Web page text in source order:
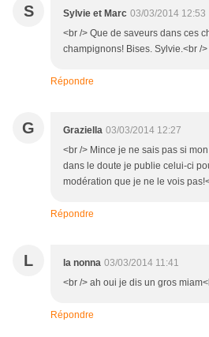
S Sylvie et Marc 03/03/2014 12:53
<br /> Que de saveurs dans ces
champignons! Bises. Sylvie.<br />
Répondre
G Graziella 03/03/2014 12:27
<br /> Mince je ne sais pas si
dans le doute je publie celui-ci
modération que je ne le vois
Répondre
L la nonna 03/03/2014 11:41
<br /> ah oui je dis un gros
Répondre